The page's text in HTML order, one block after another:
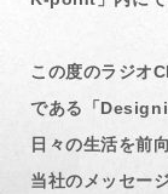
この度のラジオ
である「
日々の生活を前
当社のメッセー